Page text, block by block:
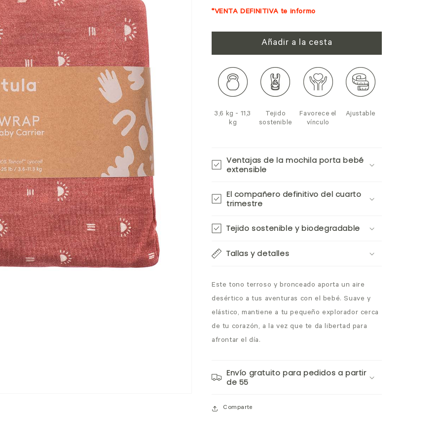
*VENTA DEFINITIVA te informo
Añadir a la cesta
3,6 kg - 11,3
kg
Tejido
sostenible
Favorece el
vínculo
Ajustable
Ventajas de la mochila porta bebé
extensible
El compañero definitivo del cuarto
trimestre
Tejido sostenible y biodegradable
Tallas y detalles
Este tono terroso y bronceado aporta un aire
desértico a tus aventuras con el bebé. Suave y
elástico, mantiene a tu pequeño explorador cerca
de tu corazón, a la vez que te da libertad para
afrontar el día.
Envío gratuito para pedidos a partir
de 55
Comparte